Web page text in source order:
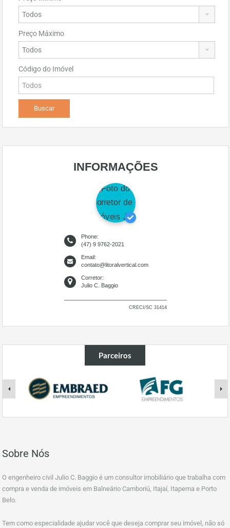
Preço Máximo
Código do Imóvel
INFORMAÇÕES
Phone:
(47) 9 9762-2021
Email:
contato@litoralvertical.com
Corretor:
Julio C. Baggio
CRECI/SC 31414
Parceiros
Sobre Nós
O engenheiro civil Julio C. Baggio é um consultor imobiliário que trabalha com
compra e venda de imóveis em Balneário Camboriú, Itajaí, Itapema e Porto
Belo.
Tem como especialidade ajudar você que deseja comprar seu imóvel, não só